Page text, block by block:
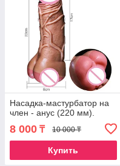
Насадка-мастурбатор на
член - анус (220 мм).
8 000 ₸ 10 000 ₸
Купить